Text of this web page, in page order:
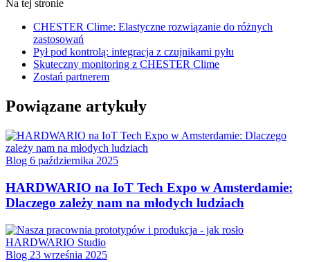
Na tej stronie
CHESTER Clime: Elastyczne rozwiązanie do różnych
zastosowań
Pył pod kontrolą: integracja z czujnikami pyłu
Skuteczny monitoring z CHESTER Clime
Zostań partnerem
Powiązane artykuły
Blog 6 października 2025
HARDWARIO na IoT Tech Expo w Amsterdamie:
Dlaczego zależy nam na młodych ludziach
Blog 23 września 2025